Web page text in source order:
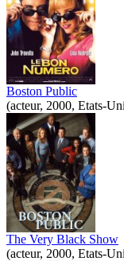
Boston Public
(acteur, 2000, Etats-
The Very Black Show
(acteur, 2000, Etats-